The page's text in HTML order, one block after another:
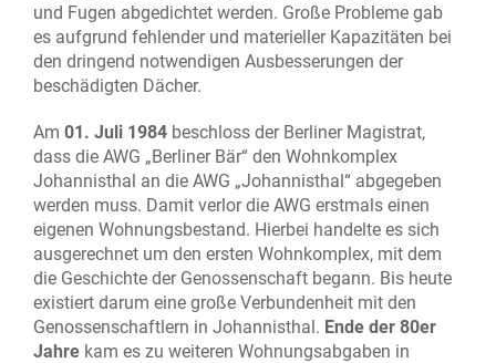
und Fugen abgedichtet werden. Große Probleme gab
es aufgrund fehlender und materieller Kapazitäten bei
den dringend notwendigen Ausbesserungen der
beschädigten Dächer.
Am 01. Juli 1984 beschloss der Berliner Magistrat,
dass die AWG „Berliner Bär“ den Wohnkomplex
Johannisthal an die AWG „Johannisthal“ abgegeben
werden muss. Damit verlor die AWG erstmals einen
eigenen Wohnungsbestand. Hierbei handelte es sich
ausgerechnet um den ersten Wohnkomplex, mit dem
die Geschichte der Genossenschaft begann. Bis heute
existiert darum eine große Verbundenheit mit den
Genossenschaftlern in Johannisthal. Ende der 80er
Jahre kam es zu weiteren Wohnungsabgaben in